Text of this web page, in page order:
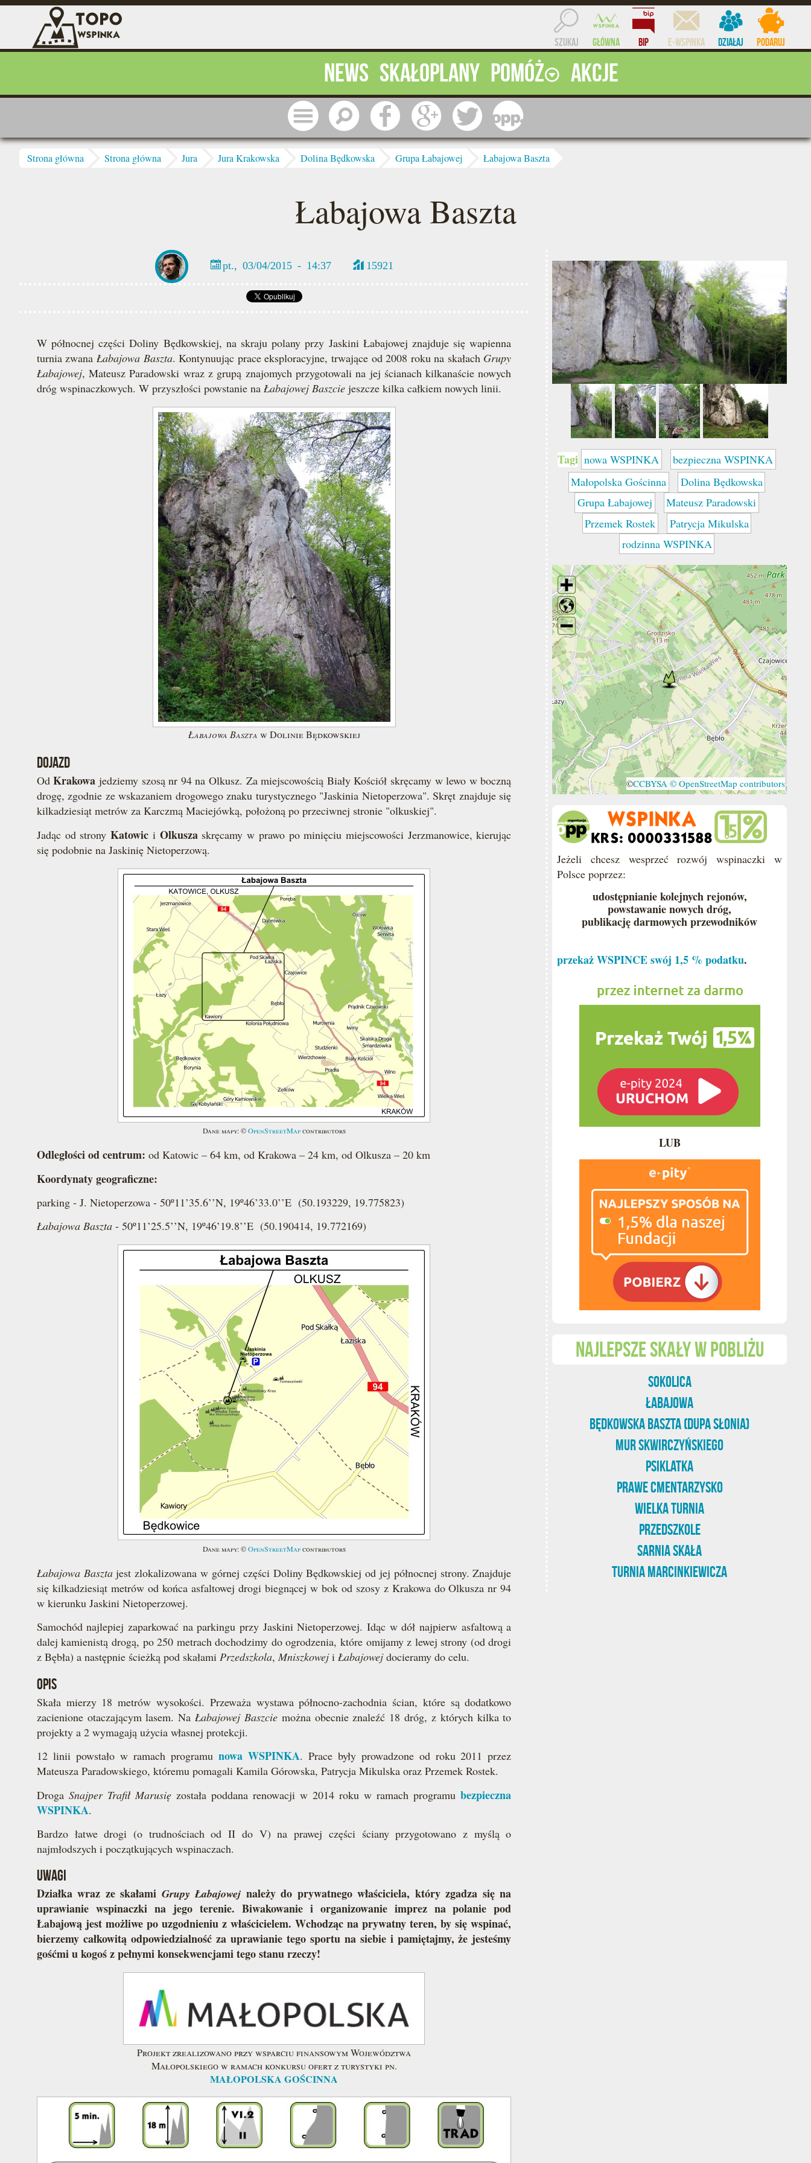
Przejdź do treści
Szukaj Główna BIP e-WSPINKA Działaj Podaruj
News Skałoplany Pomóż Akcje
Menu Szukaj Facebook Google Twitter
Jesteś tutaj
Strona główna Strona główna Jura Jura Krakowska Dolina Będkowska Grupa Łabajowej Łabajowa Baszta
Łabajowa Baszta
pt., 03/04/2015 - 14:37 15921
W północnej części Doliny Będkowskiej, na skraju polany przy Jaskini Łabajowej znajduje się wapienna
turnia zwana Łabajowa Baszta. Kontynuując prace eksploracyjne, trwające od 2008 roku na skałach Grupy
Łabajowej, Mateusz Paradowski wraz z grupą znajomych przygotowali na jej ścianach kilkanaście nowych
dróg wspinaczkowych. W przyszłości powstanie na Łabajowej Baszciejeszcze kilka całkiem nowych linii.
Łabajowa Baszta w Dolinie Będkowskiej
DOJAZD
OdKrakowa jedziemy szosą nr 94 na Olkusz. Za miejscowością Biały Kościół skręcamy w lewo w boczną
drogę, zgodnie ze wskazaniem drogowego znaku turystycznego "Jaskinia Nietoperzowa". Skręt znajduje się
kilkadziesiąt metrów za Karczmą Maciejówką, położoną po przeciwnej stronie "olkuskiej".
Jadąc od stronyKatowic i Olkusza skręcamy w prawo po minięciu miejscowości Jerzmanowice, kierując
się podobnie na Jaskinię Nietoperzową.
Dane mapy: ©OpenStreetMapcontributors
Odległości od centrum: od Katowic – 64 km, od Krakowa – 24 km, od Olkusza – 20 km
Koordynaty geograficzne:
parking - J. Nietoperzowa - 50º11’35.6’’N, 19º46’33.0’’E (50.193229, 19.775823)
Łabajowa Baszta- 50º11’25.5’’N, 19º46’19.8’’E (50.190414, 19.772169)
Dane mapy: ©OpenStreetMapcontributors
Łabajowa Basztajest zlokalizowana w górnej części Doliny Będkowskiej od jej północnej strony. Znajduje
się kilkadziesiąt metrów od końca asfaltowej drogi biegnącej w bok od szosy z Krakowa do Olkusza nr 94
w kierunku Jaskini Nietoperzowej.
Samochód najlepiej zaparkować na parkingu przy Jaskini Nietoperzowej. Idąc w dół najpierw asfaltową a
dalej kamienistą drogą, po 250 metrach dochodzimy do ogrodzenia, które omijamy z lewej strony (od drogi
z Bębła) a następnie ścieżką pod skałami Przedszkola, Mniszkoweji Łabajowejdocieramy do celu.
OPIS
Skała mierzy 18 metrów wysokości. Przeważa wystawa północno-zachodnia ścian, które są dodatkowo
zacienione otaczającym lasem. Na Łabajowej Baszciemożna obecnie znaleźć 18 dróg, z których kilka to
projekty a 2 wymagają użycia własnej protekcji.
12 linii powstało w ramach programu nowa WSPINKA. Prace były prowadzone od roku 2011 przez
Mateusza Paradowskiego, któremu pomagali Kamila Górowska, Patrycja Mikulska oraz Przemek Rostek.
Droga Snajper Trafił Marusięzostała poddana renowacji w 2014 roku w ramach programubezpieczna
WSPINKA.
Bardzo łatwe drogi (o trudnościach od II do V) na prawej części ściany przygotowano z myślą o
najmłodszych i początkujących wspinaczach.
UWAGI
Działka wraz ze skałami Grupy Łabajowej należy do prywatnego właściciela, który zgadza się na
uprawianie wspinaczki na jego terenie. Biwakowanie i organizowanie imprez na polanie pod
Łabajową jest możliwe po uzgodnieniu z właścicielem. Wchodząc na prywatny teren, by się wspinać,
bierzemy całkowitą odpowiedzialność za uprawianie tego sportu na siebie i pamiętajmy, że jesteśmy
gośćmi u kogoś z pełnymi konsekwencjami tego stanu rzeczy!
Projekt zrealizowano przy wsparciu finansowym Województwa
Małopolskiego w ramach konkursu ofert z turystyki pn.
MAŁOPOLSKA GOŚCINNA
Tagi nowa WSPINKA
bezpieczna WSPINKA
Małopolska Gościnna
Dolina Będkowska
Grupa Łabajowej
Mateusz Paradowski
Przemek Rostek
Patrycja Mikulska
rodzinna WSPINKA
©CCBYSA © OpenStreetMap contributors
Jeżeli chcesz wesprzeć rozwój wspinaczki w
Polsce poprzez:
udostępnianie kolejnych rejonów,
powstawanie nowych dróg,
publikację darmowych przewodników
przekaż WSPINCE swój 1,5 % podatku.
LUB
Najlepsze skały w pobliżu
Sokolica
Łabajowa
Będkowska Baszta (Dupa Słonia)
Mur Skwirczyńskiego
Psiklatka
Prawe Cmentarzysko
Wielka Turnia
Przedszkole
Sarnia Skała
Turnia Marcinkiewicza